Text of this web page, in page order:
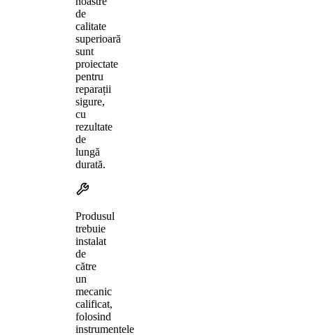
de
calitate
superioară
sunt
proiectate
pentru
reparații
sigure,
cu
rezultate
de
lungă
durată.
Produsul
trebuie
instalat
de
către
un
mecanic
calificat,
folosind
instrumentele